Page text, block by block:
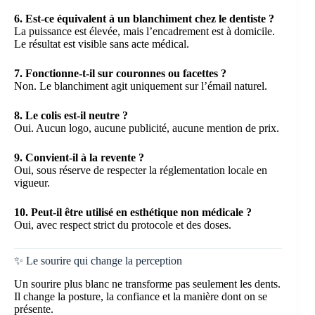
6. Est-ce équivalent à un blanchiment chez le dentiste ?
La puissance est élevée, mais l’encadrement est à domicile.
Le résultat est visible sans acte médical.
7. Fonctionne-t-il sur couronnes ou facettes ?
Non. Le blanchiment agit uniquement sur l’émail naturel.
8. Le colis est-il neutre ?
Oui. Aucun logo, aucune publicité, aucune mention de prix.
9. Convient-il à la revente ?
Oui, sous réserve de respecter la réglementation locale en
vigueur.
10. Peut-il être utilisé en esthétique non médicale ?
Oui, avec respect strict du protocole et des doses.
✨ Le sourire qui change la perception
Un sourire plus blanc ne transforme pas seulement les dents.
Il change la posture, la confiance et la manière dont on se
présente.